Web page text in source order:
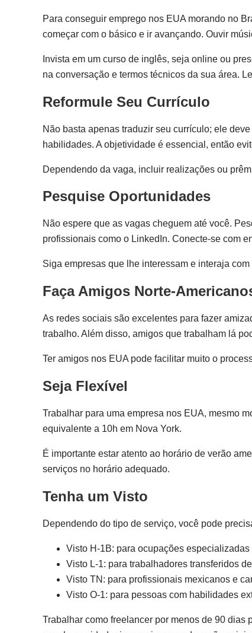
Para conseguir emprego nos EUA morando no
começar com o básico e ir avançando. Ouvir
Invista em um curso de inglês, seja online ou
na conversação e termos técnicos da sua área.
Reformule Seu Currículo
Não basta apenas traduzir seu currículo; ele
habilidades. A objetividade é essencial, então
Dependendo da vaga, incluir realizações ou
Pesquise Oportunidades
Não espere que as vagas cheguem até você.
profissionais como o LinkedIn. Conecte-se com
Siga empresas que lhe interessam e interaja
Faça Amigos Norte-
As redes sociais são excelentes para fazer
trabalho. Além disso, amigos que trabalham lá
Ter amigos nos EUA pode facilitar muito o
Seja Flexível
Trabalhar para uma empresa nos EUA, mesmo
equivalente a 10h em Nova York.
É importante estar atento ao horário de verão
serviços no horário adequado.
Tenha um Visto
Dependendo do tipo de serviço, você pode
Visto H-1B: para ocupações
Visto L-1: para trabalhadores transferidos
Visto TN: para profissionais mexicanos e
Visto O-1: para pessoas com habilidades
Trabalhar como freelancer por menos de 90